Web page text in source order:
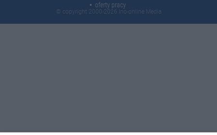
oferty pracy
© copyright 2000-2026 Ino-online Media